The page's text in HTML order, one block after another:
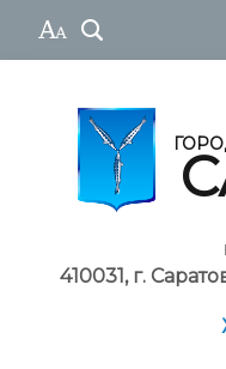
410031, г.